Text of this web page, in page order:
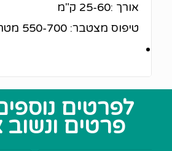
אורך :25-60 ק"מ
טיפוס מצטבר: 550-700 מטר
לפרטים
פרטים ונשוב